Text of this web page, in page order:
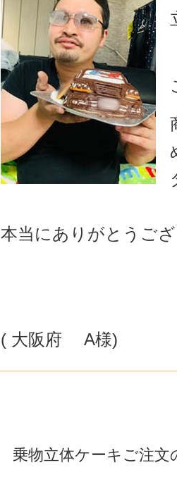
本当にありがとうご
( 大阪府 A様)
乗物立体ケーキご注